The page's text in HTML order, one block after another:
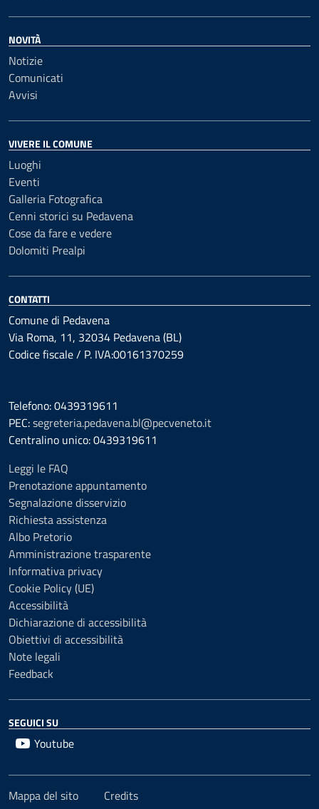
NOVITÀ
Notizie
Comunicati
Avvisi
VIVERE IL COMUNE
Luoghi
Eventi
Galleria Fotografica
Cenni storici su Pedavena
Cose da fare e vedere
Dolomiti Prealpi
CONTATTI
Comune di Pedavena
Via Roma, 11, 32034 Pedavena (BL)
Codice fiscale / P. IVA:00161370259
Telefono: 0439319611
PEC:segreteria.pedavena.bl@pecveneto.it
Centralino unico: 0439319611
Leggi le FAQ
Prenotazione appuntamento
Segnalazione disservizio
Richiesta assistenza
Albo Pretorio
Amministrazione trasparente
Informativa privacy
Cookie Policy (UE)
Accessibilità
Dichiarazione di accessibilità
Obiettivi di accessibilità
Note legali
Feedback
SEGUICI SU
Youtube
Mappa del sito Credits